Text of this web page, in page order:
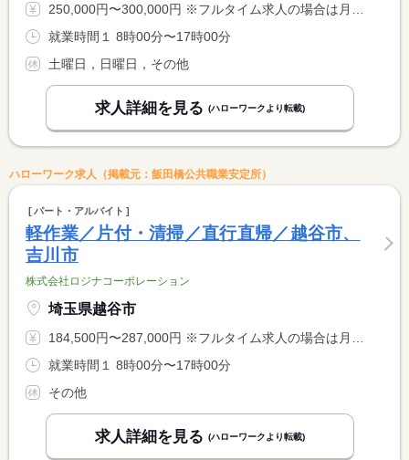
250,000円〜300,000円 ※フルタイム求人の場合は月額（換算額）、パート求人の場合は時間額を表示しています。
就業時間１ 8時00分〜17時00分
土曜日，日曜日，その他
求人詳細を見る (ハローワークより転載)
ハローワーク求人（掲載元：飯田橋公共職業安定所）
パート・アルバイト
軽作業／片付・清掃／直行直帰／越谷市、
吉川市
株式会社ロジナコーポレーション
埼玉県越谷市
184,500円〜287,000円 ※フルタイム求人の場合は月額（換算額）、パート求人の場合は時間額を表示しています。
就業時間１ 8時00分〜17時00分
その他
求人詳細を見る (ハローワークより転載)